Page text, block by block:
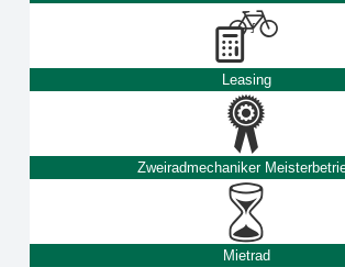
Leasing
Zweiradmechaniker
Mietrad